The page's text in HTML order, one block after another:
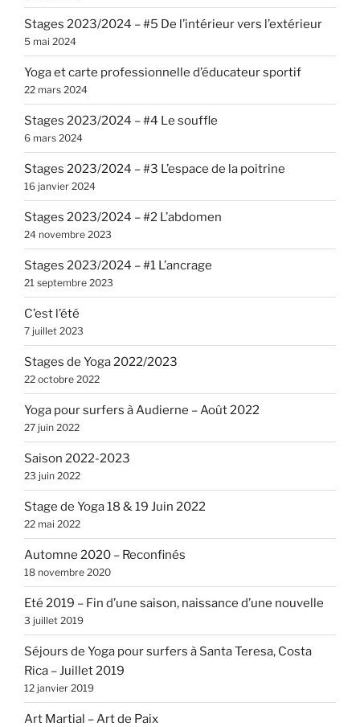
Stages 2023/2024 – #5 De l’intérieur vers l’extérieur
5 mai 2024
Yoga et carte professionnelle d’éducateur sportif
22 mars 2024
Stages 2023/2024 – #4 Le souffle
6 mars 2024
Stages 2023/2024 – #3 L’espace de la poitrine
16 janvier 2024
Stages 2023/2024 – #2 L’abdomen
24 novembre 2023
Stages 2023/2024 – #1 L’ancrage
21 septembre 2023
C’est l’été
7 juillet 2023
Stages de Yoga 2022/2023
22 octobre 2022
Yoga pour surfers à Audierne – Août 2022
27 juin 2022
Saison 2022-2023
23 juin 2022
Stage de Yoga 18 & 19 Juin 2022
22 mai 2022
Automne 2020 – Reconfinés
18 novembre 2020
Eté 2019 – Fin d’une saison, naissance d’une nouvelle
3 juillet 2019
Séjours de Yoga pour surfers à Santa Teresa, Costa
Rica – Juillet 2019
12 janvier 2019
Art Martial – Art de Paix